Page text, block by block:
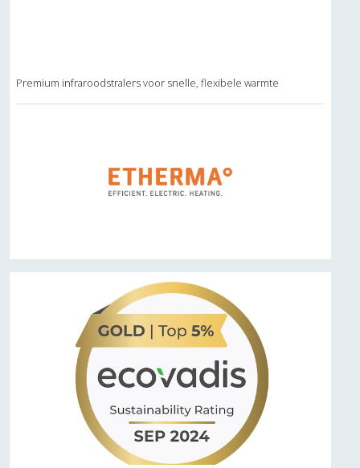
Premium infraroodstralers voor snelle, flexibele warmte